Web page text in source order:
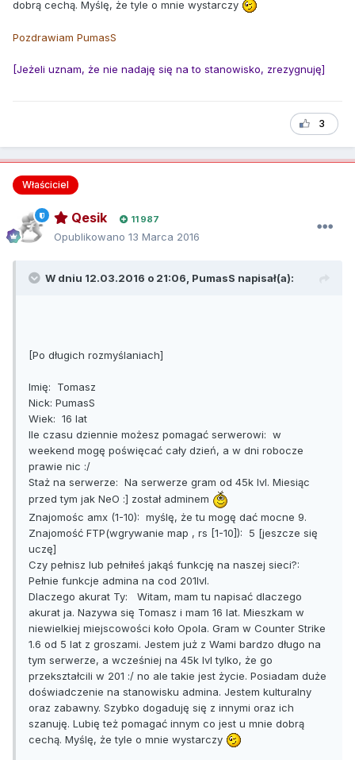
dobrą cechą. Myślę, że tyle o mnie wystarczy
Pozdrawiam PumasS
[Jeżeli uznam, że nie nadaję się na to stanowisko, zrezygnuję]
3
Właściciel
Qesik 11 987
Opublikowano 13 Marca 2016
W dniu 12.03.2016 o 21:06, PumasS napisał(a):
[Po długich rozmyślaniach]
Imię: Tomasz
Nick: PumasS
Wiek: 16 lat
Ile czasu dziennie możesz pomagać serwerowi: w
weekend mogę poświęcać cały dzień, a w dni robocze
prawie nic :/
Staż na serwerze: Na serwerze gram od 45k lvl. Miesiąc
przed tym jak NeO :] został adminem
Znajomośc amx (1-10): myślę, że tu mogę dać mocne 9.
Znajomość FTP(wgrywanie map , rs [1-10]): 5 [jeszcze się
uczę]
Czy pełnisz lub pełniłeś jakąś funkcję na naszej sieci?:
Pełnie funkcje admina na cod 201lvl.
Dlaczego akurat Ty: Witam, mam tu napisać dlaczego
akurat ja. Nazywa się Tomasz i mam 16 lat. Mieszkam w
niewielkiej miejscowości koło Opola. Gram w Counter Strike
1.6 od 5 lat z groszami. Jestem już z Wami bardzo długo na
tym serwerze, a wcześniej na 45k lvl tylko, że go
przekształcili w 201 :/ no ale takie jest życie. Posiadam duże
doświadczenie na stanowisku admina. Jestem kulturalny
oraz zabawny. Szybko dogaduję się z innymi oraz ich
szanuję. Lubię też pomagać innym co jest u mnie dobrą
cechą. Myślę, że tyle o mnie wystarczy